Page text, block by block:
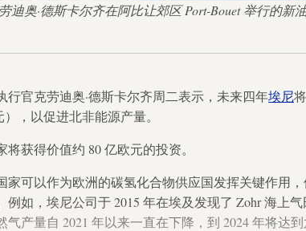
迪奥·德斯卡尔齐在阿比让郊区 Port-Bouet 举行的
行官克劳迪奥·德斯卡尔齐周二表示，未来四年埃尼
，以促进北非能源产量。
获得价值约 80 亿欧元的投资。
家可以作为欧洲的碳氢化合物供应国发挥关键作用
例如，埃尼公司于 2015 年在埃及发现了 Zohr 海上
产量自 2021 年以来一直在下降，到 2024 年将达